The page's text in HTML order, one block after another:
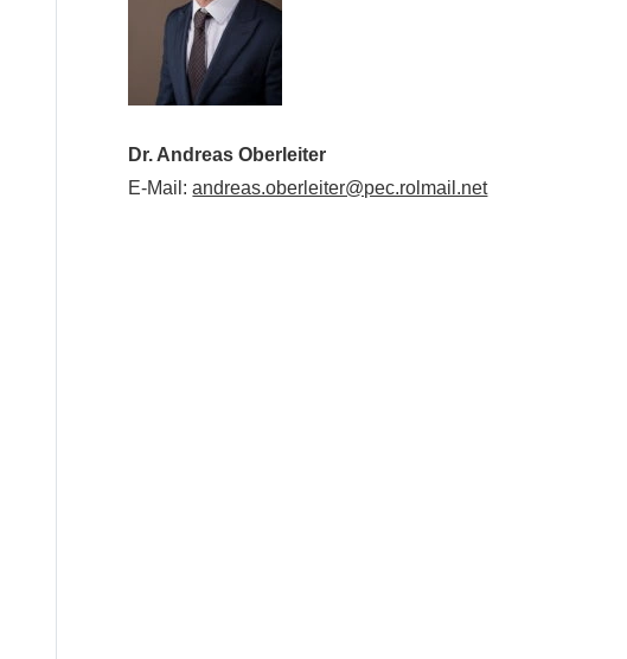
Dr. Andreas Oberleiter
E-Mail:andreas.oberleiter@pec.rolmail.net